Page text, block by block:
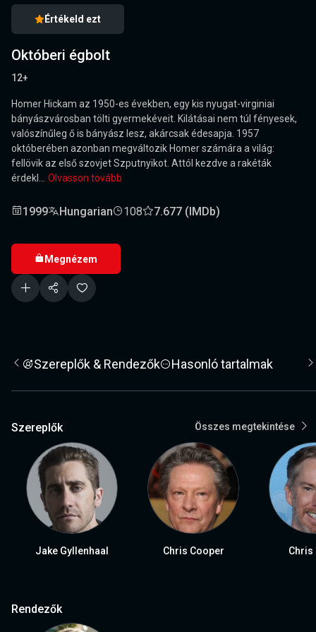
Értékeld ezt
Októberi égbolt
12+
Homer Hickam az 1950-es években, egy kis nyugat-virginiai
bányászvárosban tölti gyermekéveit. Kilátásai nem túl fényesek,
valószínűleg ő is bányász lesz, akárcsak édesapja. 1957
októberében azonban megváltozik Homer számára a világ:
fellövik az első szovjet Szputnyikot. Attól kezdve a rakéták
érdekl... Olvasson tovább
1999 Hungarian 108 7.677 (IMDb)
Megnézem
Szereplők & Rendezők Hasonló tartalmak
Szereplők Összes megtekintése
Jake Gyllenhaal Chris Cooper Chris
Rendezők